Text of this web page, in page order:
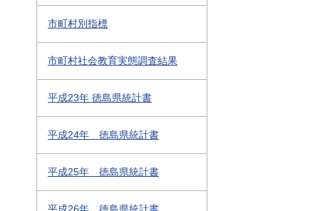
市町村別指標
市町村社会教育実態調査結果
平成23年 徳島県統計書
平成24年 徳島県統計書
平成25年 徳島県統計書